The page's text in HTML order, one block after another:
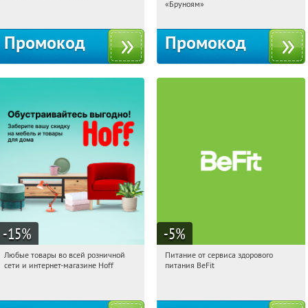
Промокод
Россия
«Бруноям»
Промокод
-15%
11:38:08 Получили:
Любые товары во всей розничной
сети и интернет-магазине Hoff
-5%
11:38:08
Получи первым!
Питание от сервиса здорового
питания BeFit